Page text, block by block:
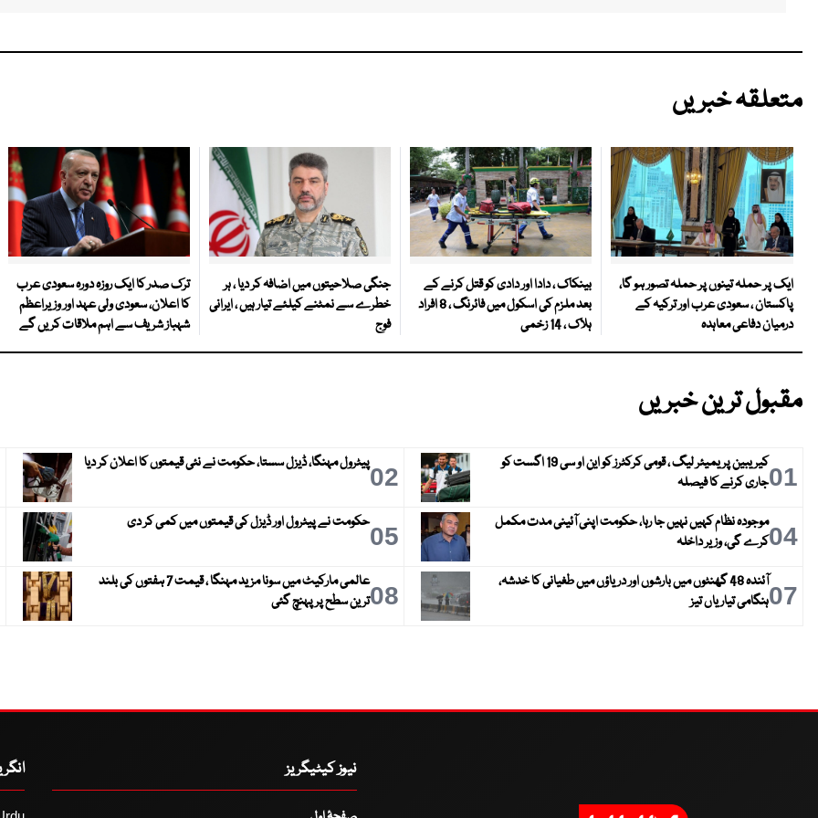
متعلقہ خبریں
ایک پر حملہ تینوں پر حملہ تصور ہو گا،
پاکستان ، سعودی عرب اور ترکیہ کے
درمیان دفاعی معاہدہ
بینکاک ، دادا اور دادی کو قتل کرنے کے
بعد ملزم کی اسکول میں فائرنگ ، 8 افراد
ہلاک ، 14 زخمی
جنگی صلاحیتوں میں اضافہ کر دیا ، ہر
خطرے سے نمٹنے کیلئے تیار ہیں ، ایرانی
فوج
ترک صدر کا ایک روزہ دورہ سعودی عرب
کا اعلان، سعودی ولی عہد اور وزیراعظم
شہباز شریف سے اہم ملاقات کریں گے
مقبول ترین خبریں
01
کیریبین پریمیئر لیگ ، قومی کرکٹرز کو این او سی 19 اگست کو
جاری کرنے کا فیصلہ
02پیٹرول مہنگا، ڈیزل سستا، حکومت نے نئی قیمتوں کا اعلان کر دیا
04موجودہ نظام کہیں نہیں جا رہا، حکومت اپنی آئینی مدت مکمل
کرے گی، وزیر داخلہ
05حکومت نے پیٹرول اور ڈیزل کی قیمتوں میں کمی کر دی
07
آئندہ 48 گھنٹوں میں بارشوں اور دریاؤں میں طغیانی کا خدشہ،
ہنگامی تیاریاں تیز
08
عالمی مارکیٹ میں سونا مزید مہنگا ، قیمت 7 ہفتوں کی بلند
ترین سطح پر پہنچ گئی
نیوز کیٹیگریز